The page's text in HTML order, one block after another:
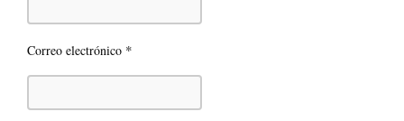
Correo electrónico *